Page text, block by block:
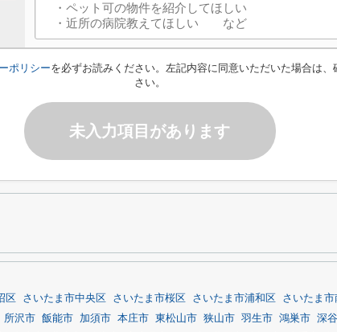
ポリシーを必ずお読みください。左記内容に同意いただいた場合は、
さい。
未入力項目があります
区 さいたま市中央区 さいたま市桜区 さいたま市浦和区
さいたま市
所沢市 飯能市 加須市 本庄市 東松山市 狭山市 羽生市 鴻巣市 深